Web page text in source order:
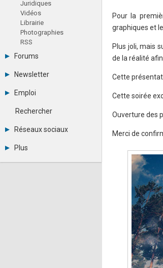
Presse spécialisée (17)
Juridiques
Vidéos
Librairie
Photographies
RSS
Forums
Tous les forums
Se connecter
Messages privés
Contacter un modérateur
Newsletter
Archives
Abonnement
Emploi
Consulter les annonces
Observatoire de l'emploi
Rechercher
Réseaux sociaux
LinkedIn
Plus
Annonceurs
Pour la
graphiques et
Plus joli, mais
de la réalité
Cette
Cette soirée
Ouverture des
Merci de